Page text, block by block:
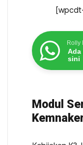
Rolly
Ada
sini
Modul